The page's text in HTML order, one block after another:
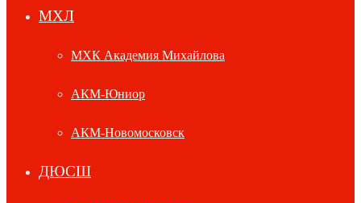
МХЛ
МХК Академия Михайлова
АКМ-Юниор
АКМ-Новомосковск
ДЮСШ